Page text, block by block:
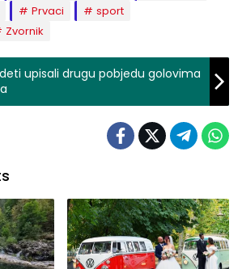
Prvaci
sport
Zvornik
upisali drugu pobjedu golovima